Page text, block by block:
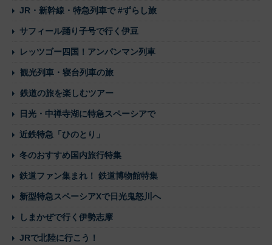
JR・新幹線・特急列車で #ずらし旅
サフィール踊り子号で行く伊豆
レッツゴー四国！アンパンマン列車
観光列車・寝台列車の旅
鉄道の旅を楽しむツアー
日光・中禅寺湖に特急スペーシアで
近鉄特急「ひのとり」
冬のおすすめ国内旅行特集
鉄道ファン集まれ！ 鉄道博物館特集
新型特急スペーシアXで日光鬼怒川へ
しまかぜで行く伊勢志摩
JRで北陸に行こう！